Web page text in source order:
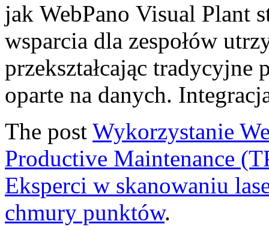
jak WebPano Visual Plant
wsparcia dla zespołów
przekształcając tradycyjne
oparte na danych.
The post Wykorzystanie
Productive Maintenance
Eksperci w skanowaniu
chmury punktów.